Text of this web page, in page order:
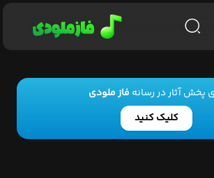
پخش آثار در رسانهفاز ملودی
کلیک کنید